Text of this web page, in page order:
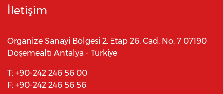
İletişim
Organize Sanayi Bölgesi 2. Etap 26. Cad. No. 7 07190
Döşemealtı Antalya - Türkiye
T: +90-242 246 56 00
F: +90-242 246 56 56